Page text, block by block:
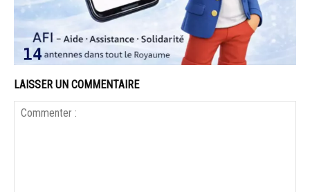
LAISSER UN COMMENTAIRE